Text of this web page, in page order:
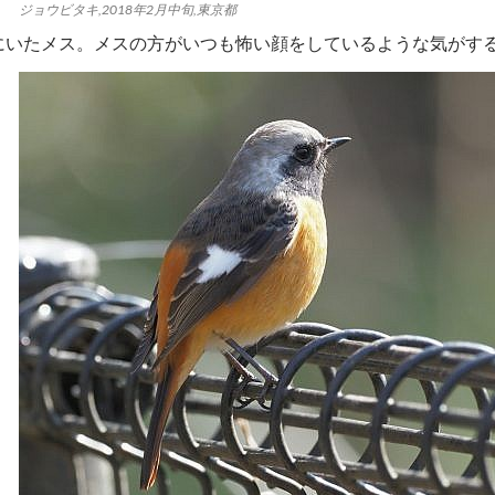
ジョウビタキ,2018年2月中旬,東京都
いたメス。メスの方がいつも怖い顔をしているような気がす